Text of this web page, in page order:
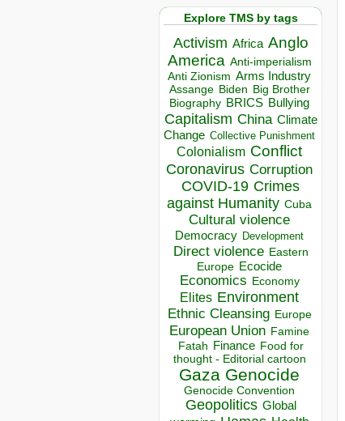
Explore TMS by tags
Activism Africa Anglo
America Anti-imperialism
Anti Zionism Arms Industry
Assange Biden Big Brother
Biography BRICS Bullying
Capitalism China Climate
Change Collective Punishment
Colonialism Conflict
Coronavirus Corruption
COVID-19 Crimes
against Humanity Cuba
Cultural violence
Democracy Development
Direct violence Eastern
Europe Ecocide
Economics Economy
Elites Environment
Ethnic Cleansing Europe
European Union Famine
Fatah Finance Food for
thought - Editorial cartoon
Gaza Genocide
Genocide Convention
Geopolitics Global